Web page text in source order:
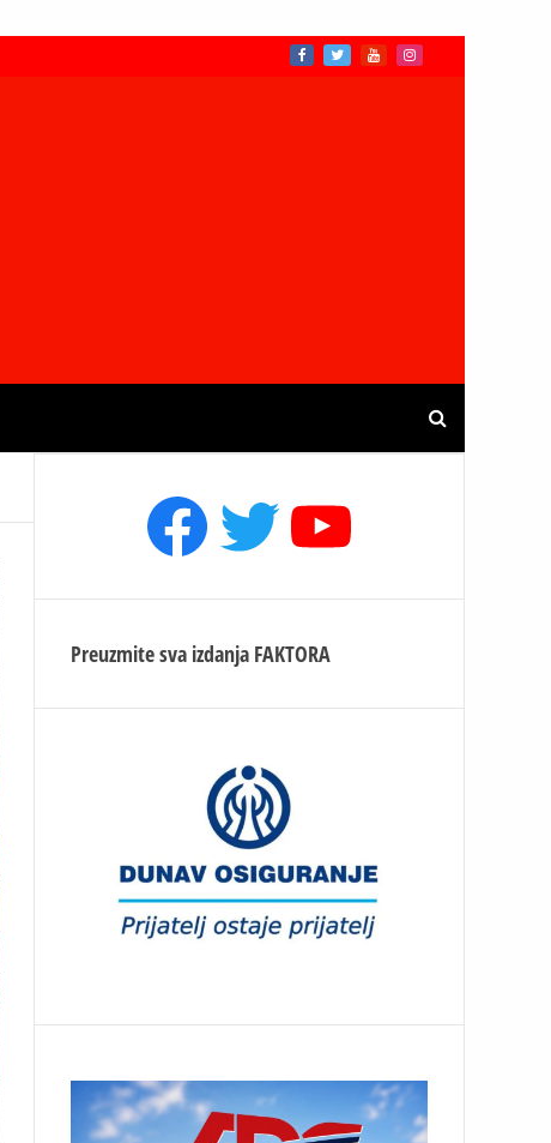
Facebook
TwitterYouTube
Preuzmite sva izdanja FAKTORA